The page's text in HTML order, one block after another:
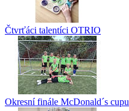
Čtvrťáci talentíci OTRIO
Okresní finále McDonald´s cupu